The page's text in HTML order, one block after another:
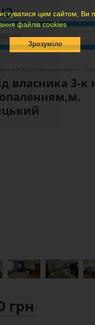
цим сайтом, Ви
файлів cookies
Зрозуміло
власника 3-к
грн